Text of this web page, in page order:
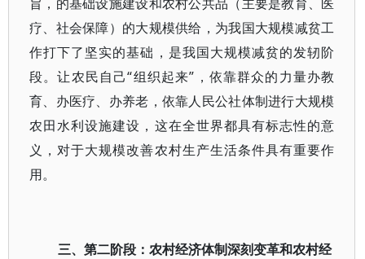
疗、社会保障）的大规模供给，为我国大规模减贫工
作打下了坚实的基础，是我国大规模减贫的发轫阶
段。让农民自己“组织起来”，依靠群众的力量办教
育、办医疗、办养老，依靠人民公社体制进行大规模
农田水利设施建设，这在全世界都具有标志性的意
义，对于大规模改善农村生产生活条件具有重要作
用。
三、第二阶段：农村经济体制深刻变革和农村经